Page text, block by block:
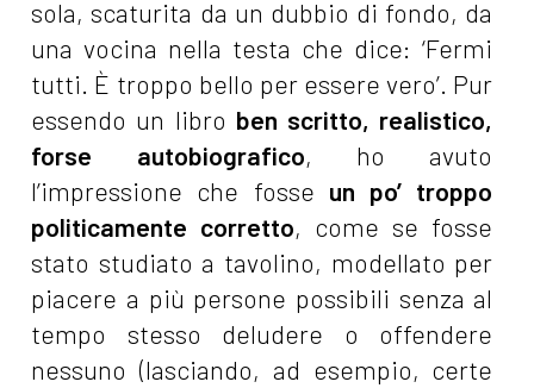
sola, scaturita da un dubbio di fondo, da
una vocina nella testa che dice: ‘Fermi
tutti. È troppo bello per essere vero’. Pur
essendo un libro ben scritto, realistico,
forse autobiografico, ho avuto
l’impressione che fosse un po’ troppo
politicamente corretto, come se fosse
stato studiato a tavolino, modellato per
piacere a più persone possibili senza al
tempo stesso deludere o offendere
nessuno (lasciando, ad esempio, certe